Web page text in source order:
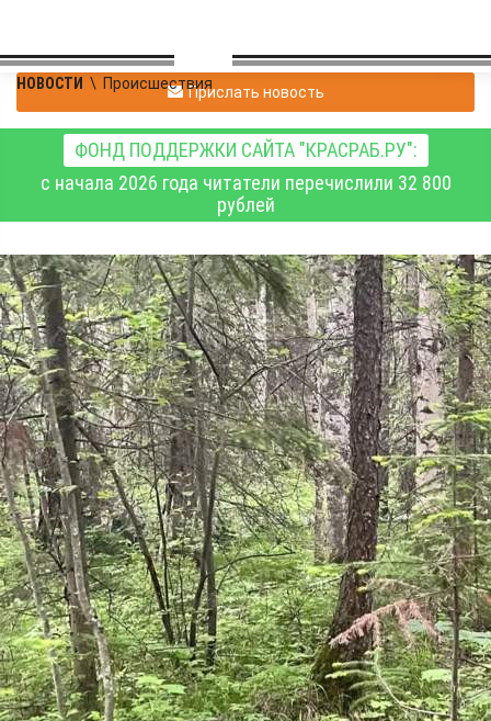
НОВОСТИ \ ПроисшествияПрислать новость
ФОНД ПОДДЕРЖКИ САЙТА "КРАСРАБ.РУ":
с начала 2026 года читатели перечислили 32 800
рублей
В субботу спасатели
эвакуировали из леса
пятерых человек
Происшествия
14.06.2026 08:56309
Днём 13 июня спасатели Минусинского поисково-